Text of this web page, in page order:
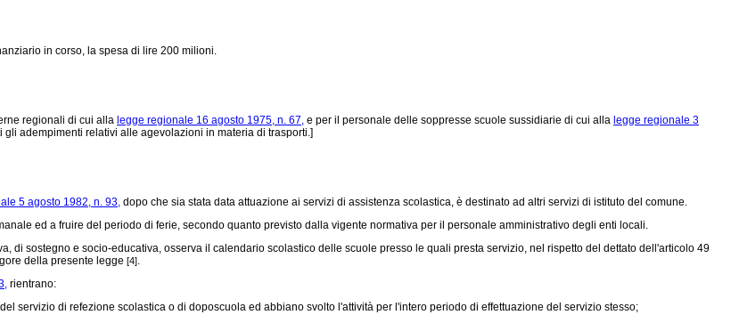
in corso, la spesa di lire 200 milioni.
regionali di cui alla legge regionale 16 agosto 1975, n. 67, e per il personale delle soppresse scuole sussidiarie di cui alla legge regionale 3
adempimenti relativi alle agevolazioni in materia di trasporti.]
5 agosto 1982, n. 93, dopo che sia stata data attuazione ai servizi di assistenza scolastica, è destinato ad altri servizi di istituto del comune.
ed a fruire del periodo di ferie, secondo quanto previsto dalla vigente normativa per il personale amministrativo degli enti locali.
sostegno e socio-educativa, osserva il calendario scolastico delle scuole presso le quali presta servizio, nel rispetto del dettato dell'articolo 49
della presente legge [4].
rientrano:
di refezione scolastica o di doposcuola ed abbiano svolto l'attività per l'intero periodo di effettuazione del servizio stesso;